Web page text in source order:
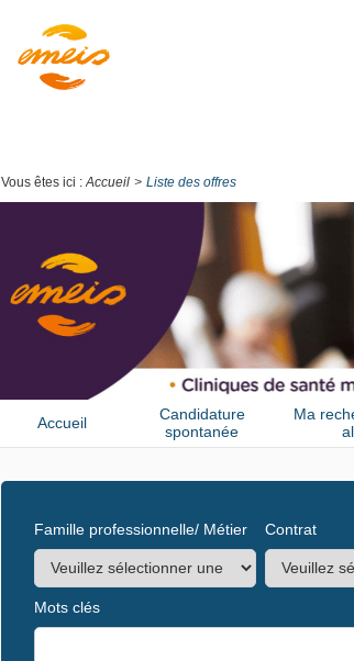
Vous êtes ici : Accueil Liste des offres
Accueil
Candidature
spontanée
Ma
Famille professionnelle/ Métier Contrat
Mots clés